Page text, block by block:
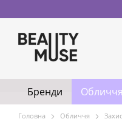
Бренди Обличчя
Головна Обличчя